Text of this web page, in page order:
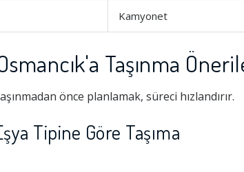
Kamyonet
Taşınma
önce planlamak, süreci hızlandırır.
Tipine Göre Taşıma